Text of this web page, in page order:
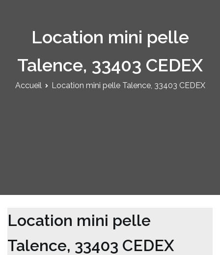
Location mini pelle
Talence, 33403 CEDEX
Accueil Location mini pelle Talence, 33403 CEDEX
Location mini pelle
Talence, 33403 CEDEX